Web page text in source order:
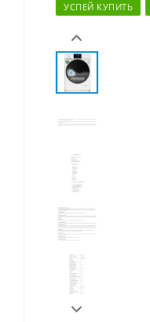
УСПЕЙ КУПИТЬ